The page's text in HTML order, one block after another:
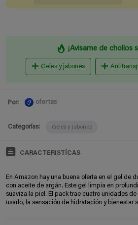
¡Avisame de chollos
Geles y jabones
Por: ofertas
Categorías: Geles y jabones
CARACTERISTÍCAS
En Amazon hay una buena oferta en el gel de
con aceite de argán. Este gel limpia en
suaviza la piel. El pack trae cuatro unidades
usarlo, la sensación de hidratación y bienestar